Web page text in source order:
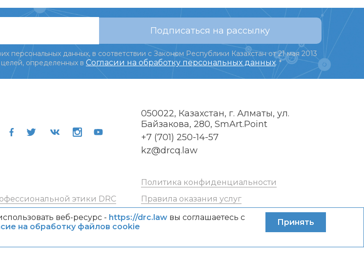
Подписаться на рассылку
персональных данных, в соответствии с Законом Республики Казахстан от 21 мая 2013
определенных в Согласии на обработку персональных данных. *
050022, Казахстан, г. Алматы, ул.
Байзакова, 280, SmArt.Point
+7 (701) 250-14-57
kz@drcq.law
Политика конфиденциальности
этики DRC
Правила оказания услуг
веб-ресурс - https://drc.lawвы соглашаетесь с
на обработку файлов cookie Принять